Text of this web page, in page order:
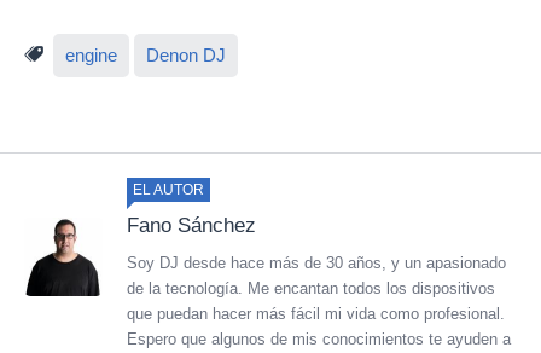
engine Denon DJ
EL AUTOR
Fano Sánchez
Soy DJ desde hace más de 30 años, y un apasionado
de la tecnología. Me encantan todos los dispositivos
que puedan hacer más fácil mi vida como profesional.
Espero que algunos de mis conocimientos te ayuden a